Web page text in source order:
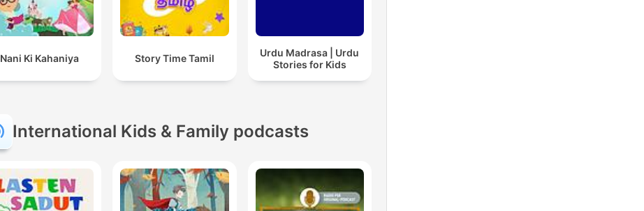
Nani Ki Kahaniya Story Time Tamil
Urdu Madrasa | Urdu
Stories for Kids
International Kids & Family podcasts